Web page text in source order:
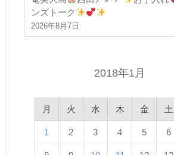
ンズトーク
2026年8月7日
2018年1月
月 火 水 木 金 土
1 2 3 4 5 6